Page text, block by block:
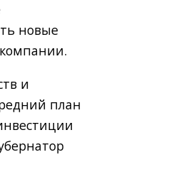
новые
и
план